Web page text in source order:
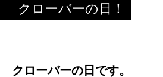
クローバーの日！
クローバーの日です。